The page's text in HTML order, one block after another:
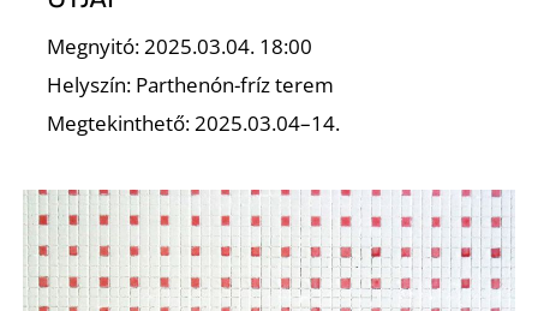
Megnyitó: 2025.03.04. 18:00
Helyszín: Parthenón-fríz terem
Megtekinthető: 2025.03.04–14.